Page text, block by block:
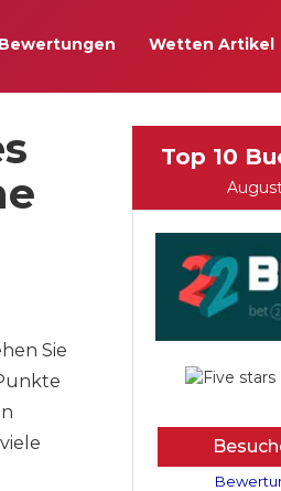
Bewertungen Wetten Artikel
Sie
Top 10